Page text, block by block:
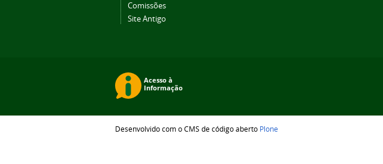
Comissões
Site Antigo
Desenvolvido com o CMS de código aberto Plone